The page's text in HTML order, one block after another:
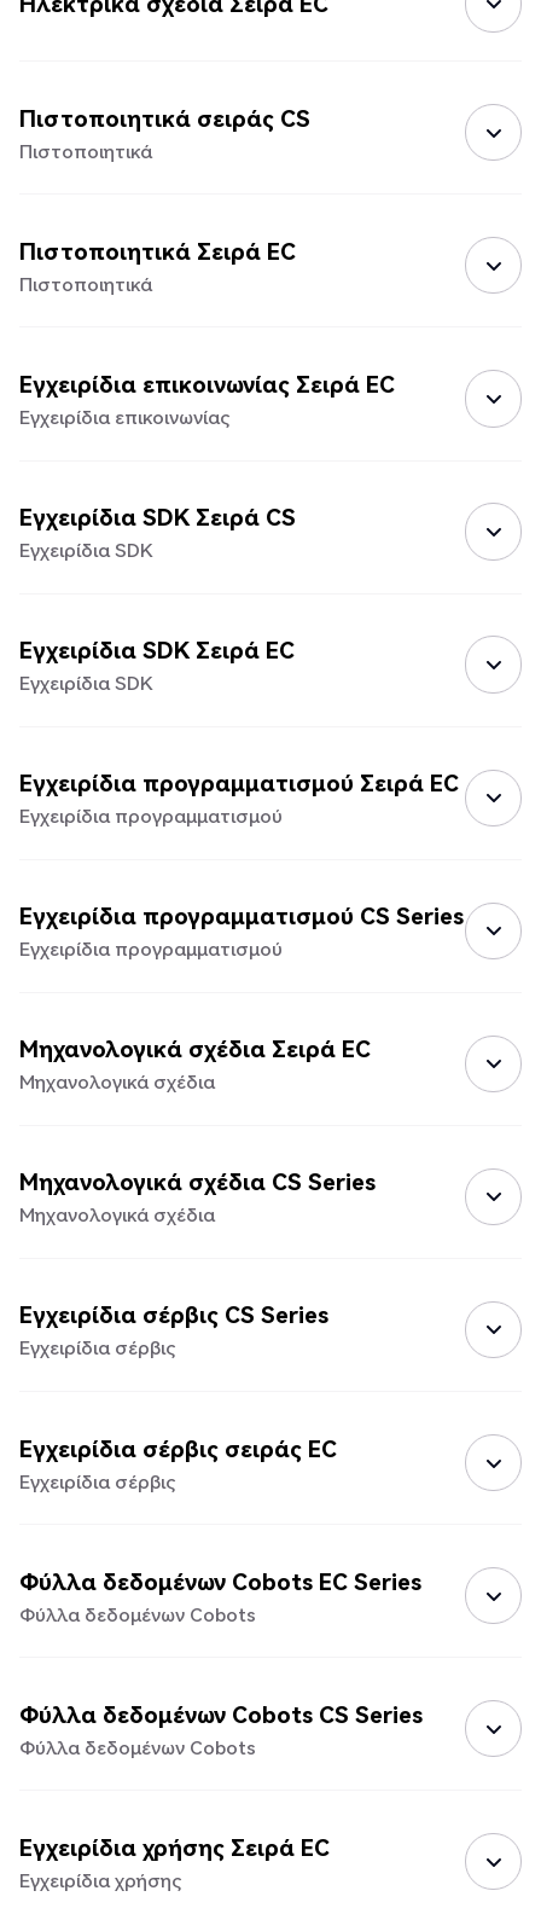
Πιστοποιητικά σειράς CS
Πιστοποιητικά
Πιστοποιητικά Σειρά EC
Πιστοποιητικά
Εγχειρίδια επικοινωνίας Σειρά EC
Εγχειρίδια επικοινωνίας
Εγχειρίδια SDK Σειρά CS
Εγχειρίδια SDK
Εγχειρίδια SDK Σειρά EC
Εγχειρίδια SDK
Εγχειρίδια προγραμματισμού Σειρά EC
Εγχειρίδια προγραμματισμού
Εγχειρίδια προγραμματισμού CS Series
Εγχειρίδια προγραμματισμού
Μηχανολογικά σχέδια Σειρά EC
Μηχανολογικά σχέδια
Μηχανολογικά σχέδια CS Series
Μηχανολογικά σχέδια
Εγχειρίδια σέρβις CS Series
Εγχειρίδια σέρβις
Εγχειρίδια σέρβις σειράς EC
Εγχειρίδια σέρβις
Φύλλα δεδομένων Cobots EC Series
Φύλλα δεδομένων Cobots
Φύλλα δεδομένων Cobots CS Series
Φύλλα δεδομένων Cobots
Εγχειρίδια χρήσης Σειρά EC
Εγχειρίδια χρήσης